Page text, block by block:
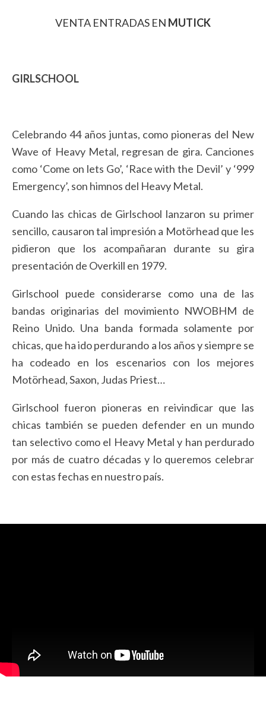
VENTA ENTRADAS EN MUTICK
GIRLSCHOOL
Celebrando 44 años juntas, como pioneras del New
Wave of Heavy Metal, regresan de gira. Canciones
como ‘Come on lets Go’, ‘Race with the Devil’ y ‘999
Emergency’, son himnos del Heavy Metal.
Cuando las chicas de Girlschool lanzaron su primer
sencillo, causaron tal impresión a Motörhead que les
pidieron que los acompañaran durante su gira
presentación de Overkill en 1979.
Girlschool puede considerarse como una de las
bandas originarias del movimiento NWOBHM de
Reino Unido. Una banda formada solamente por
chicas, que ha ido perdurando a los años y siempre se
ha codeado en los escenarios con los mejores
Motörhead, Saxon, Judas Priest…
Girlschool fueron pioneras en reivindicar que las
chicas también se pueden defender en un mundo
tan selectivo como el Heavy Metal y han perdurado
por más de cuatro décadas y lo queremos celebrar
con estas fechas en nuestro país.